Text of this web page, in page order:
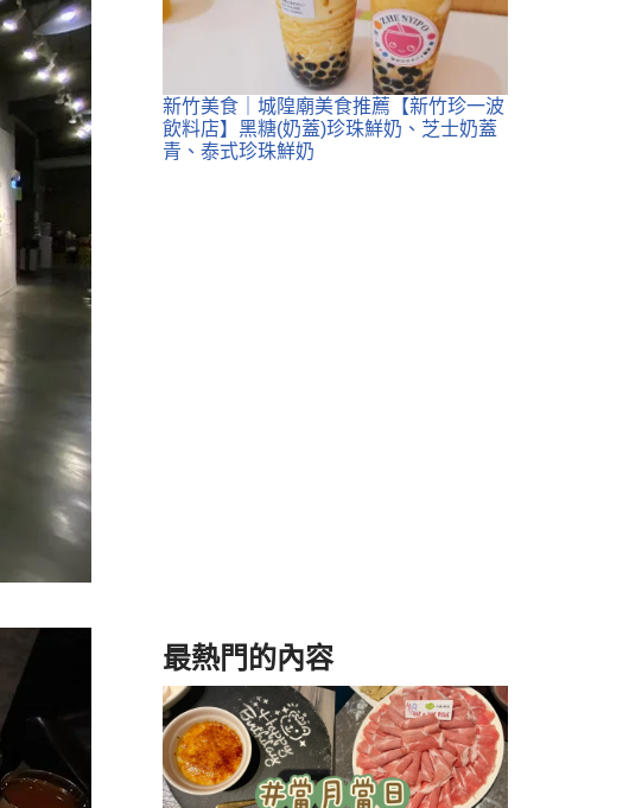
新竹美食｜城隍廟美食推薦【新竹珍一波
飲料店】黑糖(奶蓋)珍珠鮮奶、芝士奶蓋
青、泰式珍珠鮮奶
最熱門的內容